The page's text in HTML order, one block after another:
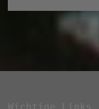
Über mich
Copyright ©